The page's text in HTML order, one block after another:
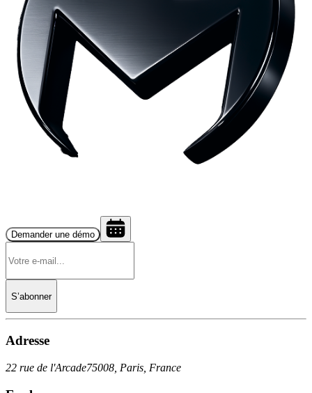
Demander une démo
S’abonner
Adresse
22 rue de l'Arcade75008, Paris, France